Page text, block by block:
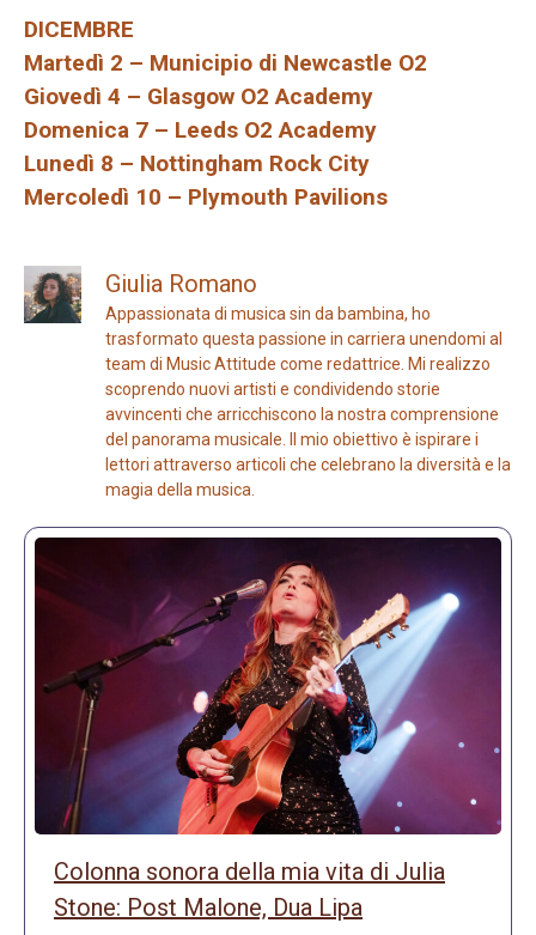
DICEMBRE
Martedì 2 – Municipio di Newcastle O2
Giovedì 4 – Glasgow O2 Academy
Domenica 7 – Leeds O2 Academy
Lunedì 8 – Nottingham Rock City
Mercoledì 10 – Plymouth Pavilions
Giulia Romano
Appassionata di musica sin da bambina, ho
trasformato questa passione in carriera unendomi al
team di Music Attitude come redattrice. Mi realizzo
scoprendo nuovi artisti e condividendo storie
avvincenti che arricchiscono la nostra comprensione
del panorama musicale. Il mio obiettivo è ispirare i
lettori attraverso articoli che celebrano la diversità e la
magia della musica.
Colonna sonora della mia vita di Julia
Stone: Post Malone, Dua Lipa